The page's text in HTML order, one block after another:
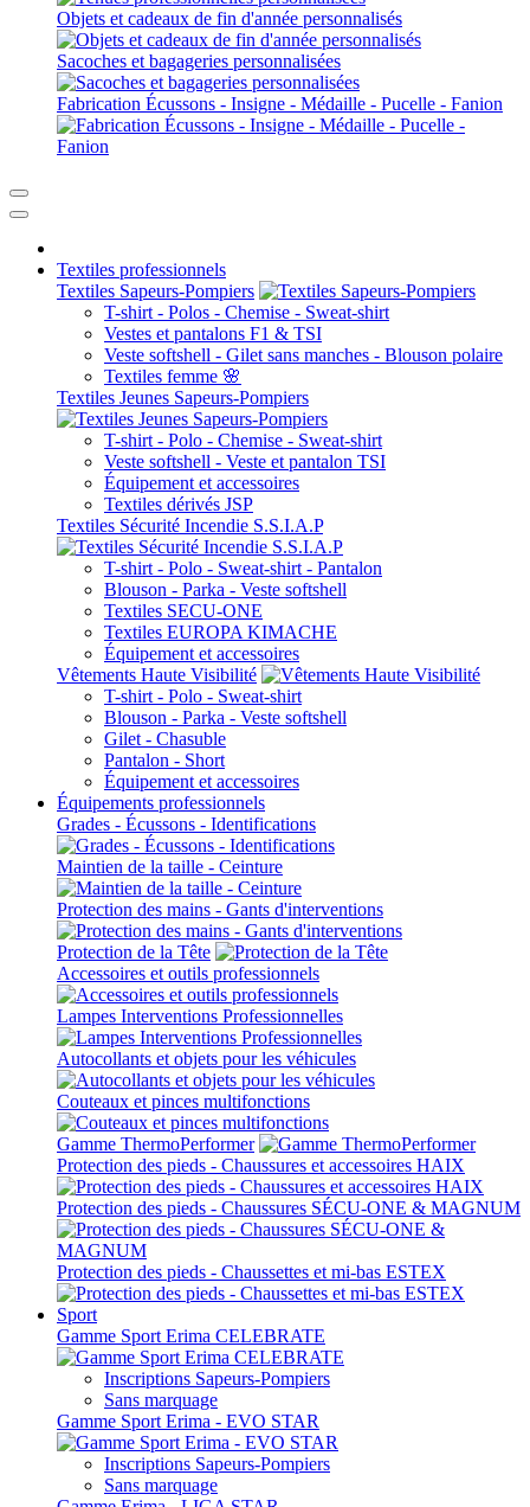
Objets et cadeaux de fin d'année personnalisés
Sacoches et bagageries personnalisées
Fabrication Écussons - Insigne - Médaille - Pucelle - Fanion
Textiles professionnels
Textiles Sapeurs-Pompiers
T-shirt - Polos - Chemise - Sweat-shirt
Vestes et pantalons F1 & TSI
Veste softshell - Gilet sans manches - Blouson polaire
Textiles femme 🌸
Textiles Jeunes Sapeurs-Pompiers
T-shirt - Polo - Chemise - Sweat-shirt
Veste softshell - Veste et pantalon TSI
Équipement et accessoires
Textiles dérivés JSP
Textiles Sécurité Incendie S.S.I.A.P
T-shirt - Polo - Sweat-shirt - Pantalon
Blouson - Parka - Veste softshell
Textiles SECU-ONE
Textiles EUROPA KIMACHE
Équipement et accessoires
Vêtements Haute Visibilité
T-shirt - Polo - Sweat-shirt
Blouson - Parka - Veste softshell
Gilet - Chasuble
Pantalon - Short
Équipement et accessoires
Équipements professionnels
Grades - Écussons - Identifications
Maintien de la taille - Ceinture
Protection des mains - Gants d'interventions
Protection de la Tête
Accessoires et outils professionnels
Lampes Interventions Professionnelles
Autocollants et objets pour les véhicules
Couteaux et pinces multifonctions
Gamme ThermoPerformer
Protection des pieds - Chaussures et accessoires HAIX
Protection des pieds - Chaussures SÉCU-ONE & MAGNUM
Protection des pieds - Chaussettes et mi-bas ESTEX
Sport
Gamme Sport Erima CELEBRATE
Inscriptions Sapeurs-Pompiers
Sans marquage
Gamme Sport Erima - EVO STAR
Inscriptions Sapeurs-Pompiers
Sans marquage